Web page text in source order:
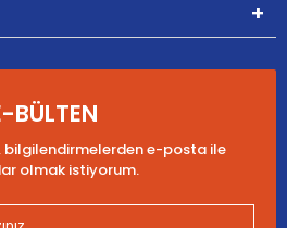
BÜLTEN
bilgilendirmelerden e-posta ile
olmak istiyorum.